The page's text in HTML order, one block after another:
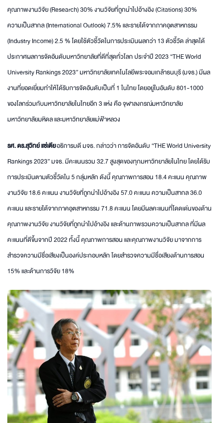
คุณภาพงานวิจัย (Research) 30% งานวิจัยที่ถูกนำไปอ้างอิง (Citations) 30%
ความเป็นสากล (International Outlook) 7.5% และรายได้จากภาคอุตสาหกรรม
(Industry Income) 2.5 % โดยใช้ตัวชี้วัดในการประเมินผลกว่า 13 ตัวชี้วัด ล่าสุดได้
ประกาศผลการจัดอันดับมหาวิทยาลัยที่ดีที่สุดทั่วโลก ประจำปี 2023 “THE World
University Rankings 2023” มหาวิทยาลัยเทคโนโลยีพระจอมเกล้าธนบุรี (มจธ.) มีผล
งานที่ยอดเยี่ยมทำให้ได้รับการจัดอันดับเป็นที่ 1 ในไทย โดยอยู่ในอันดับ 801-1000
ของโลกร่วมกับมหาวิทยาลัยในไทยอีก 3 แห่ง คือ จุฬาลงกรณ์มหาวิทยาลัย
มหาวิทยาลัยมหิดล และมหาวิทยาลัยแม่ฟ้าหลวง
รศ. ดร.สุวิทย์ แซ่เตียอธิการบดี มจธ. กล่าวว่า การจัดอันดับ “THE World University
Rankings 2023” มจธ. มีคะแนนรวม 32.7 สูงสุดของทุกมหาวิทยาลัยในไทย โดยได้รับ
การประเมินตามตัวชี้วัดใน 5 กลุ่มหลัก ดังนี้ คุณภาพการสอน 18.4 คะแนน คุณภาพ
งานวิจัย 18.6 คะแนน งานวิจัยที่ถูกนำไปอ้างอิง 57.0 คะแนน ความเป็นสากล 36.0
คะแนน และรายได้จากภาคอุตสาหกรรม 71.8 คะแนน โดยมีผลคะแนนที่โดดเด่นของด้าน
คุณภาพงานวิจัย งานวิจัยที่ถูกนำไปอ้างอิง และด้านภาพรวมความเป็นสากล ที่มีผล
คะแนนที่ดีขึ้นจากปี 2022 ทั้งนี้ คุณภาพการสอน และคุณภาพงานวิจัย มาจากการ
สำรวจความมีชื่อเสียงเป็นองค์ประกอบหลัก โดยสำรวจความมีชื่อเสียงด้านการสอน
15% และด้านการวิจัย 18%